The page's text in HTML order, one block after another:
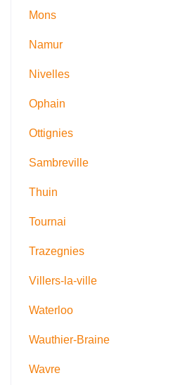
Mons
Namur
Nivelles
Ophain
Ottignies
Sambreville
Thuin
Tournai
Trazegnies
Villers-la-ville
Waterloo
Wauthier-Braine
Wavre